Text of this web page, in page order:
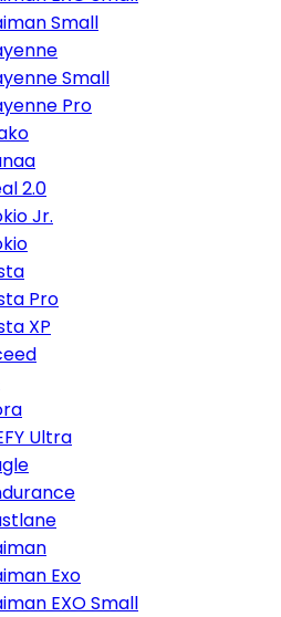
Small
Small
Pro
2.0
Jr.
Pro
XP
Ultra
Exo
EXO Small